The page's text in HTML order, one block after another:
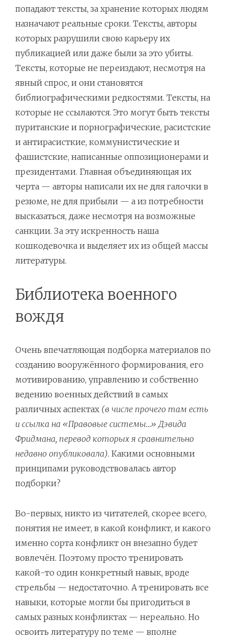
попадают тексты, за хранение которых людям
назначают реальные сроки. Тексты, авторы
которых разрушили свою карьеру их
публикацией или даже были за это убиты.
Тексты, которые не переиздают, несмотря на
явный спрос, и они становятся
библиографическими редкостями. Тексты, на
которые не ссылаются. Это могут быть тексты
пуританские и порнографические, расистские
и антирасисткие, коммунистические и
фашистские, написанные оппозиционерами и
президентами. Главная объединяющая их
черта — авторы написали их не для галочки в
резюме, не для прибыли — а из потребности
высказаться, даже несмотря на возможные
санкции. За эту искренность наша
кошкодевочка и выделяет их из общей массы
литературы.
Библиотека военного
вождя
Очень впечатляющая подборка материалов по
созданию вооружённого формирования, его
мотивированию, управлению и собственно
ведению военных действий в самых
различных аспектах (в числе прочего там есть
и ссылка на «Правовые системы…» Дэвида
Фридмана, перевод которых я сравнительно
недавно опубликовала). Какими основными
принципами руководствовалась автор
подборки?
Во-первых, никто из читателей, скорее всего,
понятия не имеет, в какой конфликт, и какого
именно сорта конфликт он внезапно будет
вовлечён. Поэтому просто тренировать
какой-то один конкретный навык, вроде
стрельбы — недостаточно. А тренировать все
навыки, которые могли бы пригодиться в
самых разных конфликтах — нереально. Но
освоить литературу по теме — вполне